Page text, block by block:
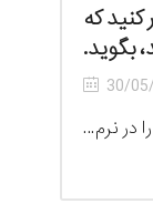
که
بگوید.
30/
در نرم...